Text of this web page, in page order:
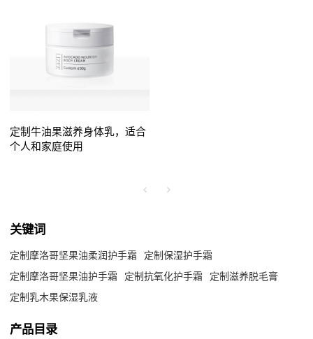
定制牛油果滋养身体乳，适合
个人和家庭使用
关键词
定制摩洛哥坚果油柔润护手霜
定制保湿护手霜
定制摩洛哥坚果油护手霜
定制抗氧化护手霜
定制滋养脱毛膏
定制乳木果保湿乳液
产品目录